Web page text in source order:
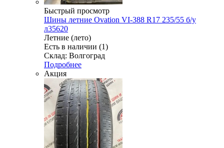
Быстрый просмотр
Шины летние Ovation VI-388 R17 235/55 б/у
л35620
Летние (лето)
Есть в наличии (1)
Склад: Волгоград
Подробнее
Акция